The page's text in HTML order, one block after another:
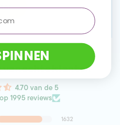
echte klanten
4.70 van de 5
1995 reviews
1632